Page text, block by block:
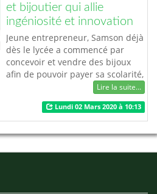
et bijoutier qui allie
ingéniosité et innovation
Jeune entrepreneur, Samson déjà
dès le lycée a commencé par
concevoir et vendre des bijoux
afin de pouvoir payer sa scolarité,
et ce jusqu’à l’obtention du BAC II.
Encouragé par l’un de ses frères
sculpteur, l’artiste s’est
profondément engagé dans la
sculpture, à laquelle il associe la
Lire la suite...
Lundi 02 Mars 2020 à 10:13